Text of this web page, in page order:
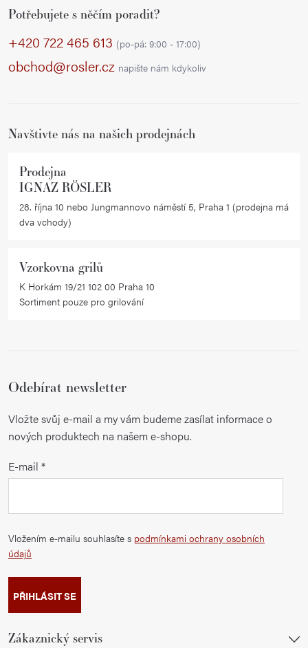
Potřebujete s něčím poradit?
+420 722 465 613 (po-pá: 9:00 - 17:00)
obchod@rosler.cz napište nám kdykoliv
Navštivte nás na našich prodejnách
Prodejna
IGNAZ RÖSLER
28. října 10 nebo Jungmannovo náměstí 5, Praha 1 (prodejna má
dva vchody)
Vzorkovna grilů
K Horkám 19/21 102 00 Praha 10
Sortiment pouze pro grilování
Odebírat newsletter
Vložte svůj e-mail a my vám budeme zasílat informace o
nových produktech na našem e-shopu.
E-mail
Vložením e-mailu souhlasíte s podmínkami ochrany osobních
údajů
PŘIHLÁSIT SE
Zákaznický servis